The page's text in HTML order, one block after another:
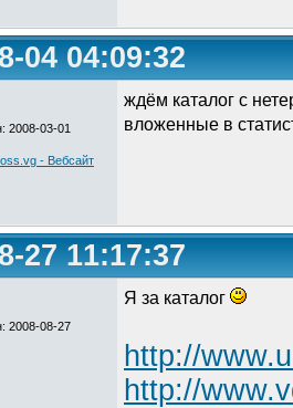
04 04:09:32
2008-03-01
- Вебсайт
ждём каталог с
вложенные в
27 11:17:37
2008-08-27
Я за каталог
http://
http://